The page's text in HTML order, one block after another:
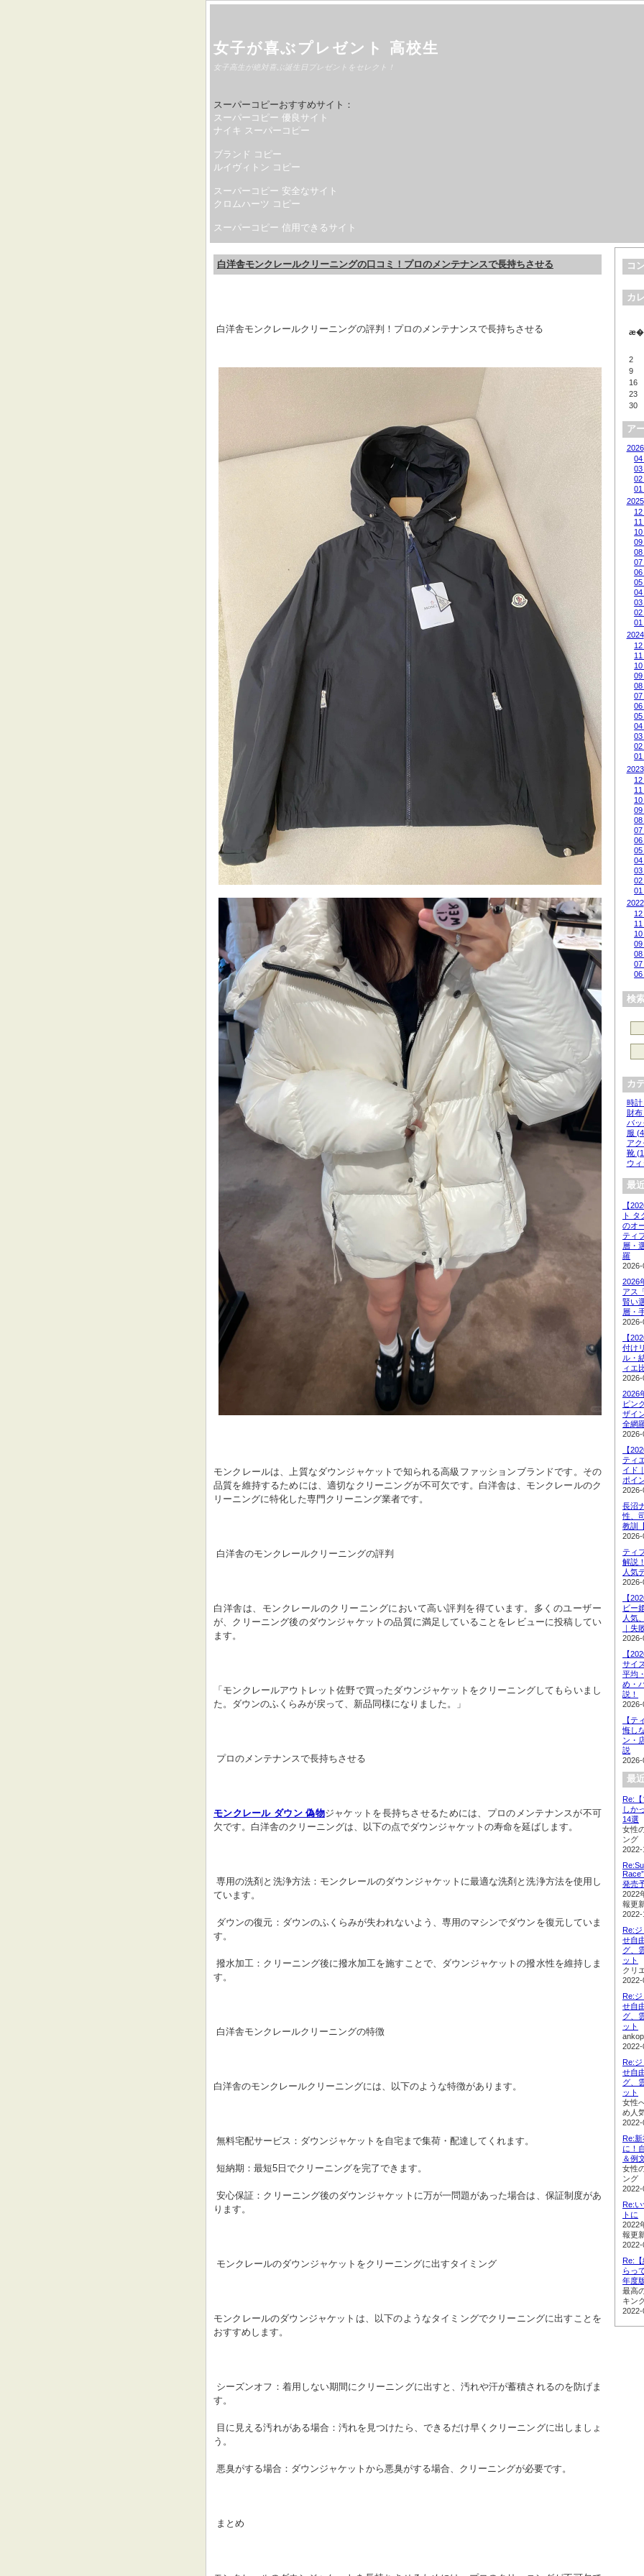
女子が喜ぶプレゼント 高校生
女子高生が絶対喜ぶ誕生日プレゼントをセレクト！
スーパーコピーおすすめサイト：
スーパーコピー 優良サイト
ナイキ スーパーコピー
ブランド コピー
ルイヴィトン コピー
スーパーコピー 安全なサイト
クロムハーツ コピー
スーパーコピー 信用できるサイト
白洋舎モンクレールクリーニングの口コミ！プロのメンテナンスで長持ちさせる
白洋舎モンクレールクリーニングの評判！プロのメンテナンスで長持ちさせる
モンクレールは、上質なダウンジャケットで知られる高級ファッションブランドです。その
品質を維持するためには、適切なクリーニングが不可欠です。白洋舎は、モンクレールのク
リーニングに特化した専門クリーニング業者です。
白洋舎のモンクレールクリーニングの評判
白洋舎は、モンクレールのクリーニングにおいて高い評判を得ています。多くのユーザー
が、クリーニング後のダウンジャケットの品質に満足していることをレビューに投稿してい
ます。
「モンクレールアウトレット佐野で買ったダウンジャケットをクリーニングしてもらいまし
た。ダウンのふくらみが戻って、新品同様になりました。」
プロのメンテナンスで長持ちさせる
モンクレール ダウン 偽物ジャケットを長持ちさせるためには、プロのメンテナンスが不可
欠です。白洋舎のクリーニングは、以下の点でダウンジャケットの寿命を延ばします。
専用の洗剤と洗浄方法：モンクレールのダウンジャケットに最適な洗剤と洗浄方法を使用し
ています。
す。
撥水加工：クリーニング後に撥水加工を施すことで、ダウンジャケットの撥水性を維持しま
す。
白洋舎モンクレールクリーニングの特徴
白洋舎のモンクレールクリーニングには、以下のような特徴があります。
無料宅配サービス：ダウンジャケットを自宅まで集荷・配達してくれます。
短納期：最短5日でクリーニングを完了できます。
安心保証：クリーニング後のダウンジャケットに万が一問題があった場合は、保証制度があ
ります。
モンクレールのダウンジャケットをクリーニングに出すタイミング
モンクレールのダウンジャケットは、以下のようなタイミングでクリーニングに出すことを
おすすめします。
す。
う。
悪臭がする場合：ダウンジャケットから悪臭がする場合、クリーニングが必要です。
まとめ
コ
カ
2
9
16
23
30
ア
2026
04
03
02
01
2025
12
11
10
09
08
07
06
05
04
03
02
01
2024
12
11
10
09
08
07
06
05
04
03
02
01
2023
12
11
10
09
08
07
06
05
04
03
02
01
2022
12
11
10
09
08
07
06
検
カ
時計
財布
バッ
服
ア
靴
ウ
最
【
ト
のオ
ティ
層・
羅
2026-
2026
アス
賢い
層・
2026-
【
付け
ル・
ィエ
2026-
2026
ピン
ザイ
全網
2026-
【
ティ
イド
ポイ
2026-
長沼
性、
教訓
2026-
ティ
解説
人気
2026-
【
ビー
人気
｜失
2026-
【
サイ
平均
め・
説！
2026-
【テ
悔し
ン・
説
2026-
最
Re:
しか
14選
女性
ング
2022-
発売
2022
報更
2022-
Re:ジ
せ自
グ、
ット
クリ
2022-
Re:ジ
せ自
グ、
ット
2022-
Re:ジ
せ自
グ、
ット
女性
め人
2022-
Re:
に！
＆例
女性
ング
2022-
Re:
トに
2022
報更
2022-
Re:
らっ
年度
最高
キン
2022-